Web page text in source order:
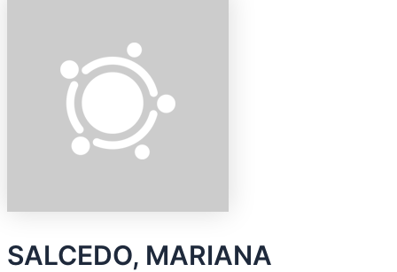
SALCEDO, MARIANA